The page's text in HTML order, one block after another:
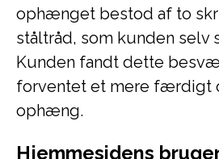
ophænget bestod af to
ståltråd, som kunden selv
Kunden fandt dette
forventet et mere færdigt
ophæng.
Hjemmesidens